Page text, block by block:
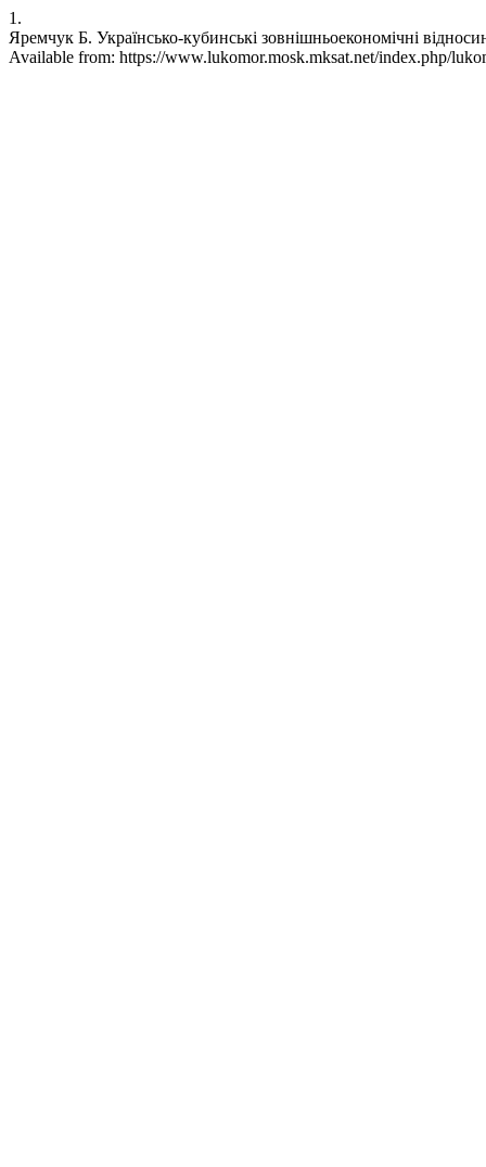
1.
Яремчук Б. Українсько-кубинські зовнішньоекономічні
Available from: https://www.lukomor.mosk.mksat.net/index.php/